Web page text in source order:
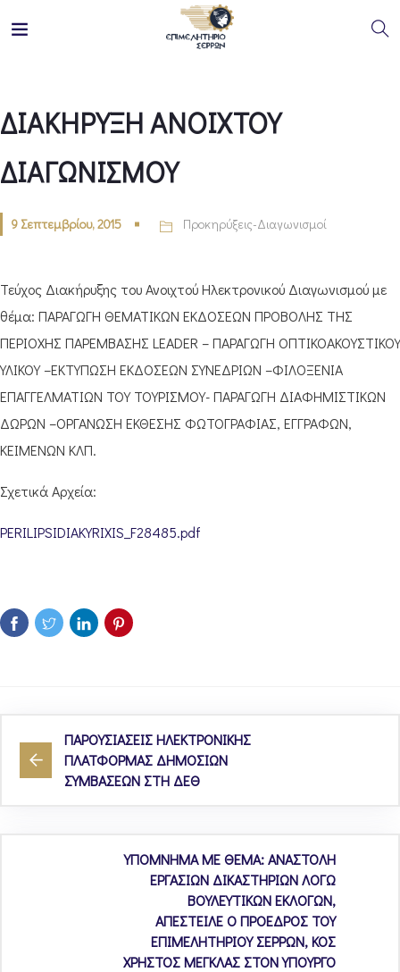
ΔΙΑΚΗΡΥΞΗ ΑΝΟΙΧΤΟΥ
ΔΙΑΓΩΝΙΣΜΟΥ
9 Σεπτεμβρίου, 2015 Προκηρύξεις-Διαγωνισμοί
Τεύχος Διακήρυξης του Ανοιχτού Ηλεκτρονικού Διαγωνισμού με
θέμα: ΠΑΡΑΓΩΓΗ ΘΕΜΑΤΙΚΩΝ ΕΚΔΟΣΕΩΝ ΠΡΟΒΟΛΗΣ ΤΗΣ
ΠΕΡΙΟΧΗΣ ΠΑΡΕΜΒΑΣΗΣ LEADER – ΠΑΡΑΓΩΓΗ ΟΠΤΙΚΟΑΚΟΥΣΤΙΚΟΥ
ΥΛΙΚΟΥ –ΕΚΤΥΠΩΣΗ ΕΚΔΟΣΕΩΝ ΣΥΝΕΔΡΙΩΝ –ΦΙΛΟΞΕΝΙΑ
ΕΠΑΓΓΕΛΜΑΤΙΩΝ ΤΟΥ ΤΟΥΡΙΣΜΟΥ- ΠΑΡΑΓΩΓΗ ΔΙΑΦΗΜΙΣΤΙΚΩΝ
ΔΩΡΩΝ –ΟΡΓΑΝΩΣΗ ΕΚΘΕΣΗΣ ΦΩΤΟΓΡΑΦΙΑΣ, ΕΓΓΡΑΦΩΝ,
ΚΕΙΜΕΝΩΝ ΚΛΠ.
Σχετικά Αρχεία:
PERILIPSIDIAKYRIXIS_F28485.pdf
ΠΑΡΟΥΣΙΑΣΕΙΣ ΗΛΕΚΤΡΟΝΙΚΗΣ
ΠΛΑΤΦΟΡΜΑΣ ΔΗΜΟΣΙΩΝ
ΣΥΜΒΑΣΕΩΝ ΣΤΗ ΔΕΘ
ΥΠΟΜΝΗΜΑ ΜΕ ΘΕΜΑ: ΑΝΑΣΤΟΛΗ
ΕΡΓΑΣΙΩΝ ΔΙΚΑΣΤΗΡΙΩΝ ΛΟΓΩ
ΒΟΥΛΕΥΤΙΚΩΝ ΕΚΛΟΓΩΝ,
ΑΠΕΣΤΕΙΛΕ Ο ΠΡΟΕΔΡΟΣ ΤΟΥ
ΕΠΙΜΕΛΗΤΗΡΙΟΥ ΣΕΡΡΩΝ, ΚΟΣ
ΧΡΗΣΤΟΣ ΜΕΓΚΛΑΣ ΣΤΟΝ ΥΠΟΥΡΓΟ